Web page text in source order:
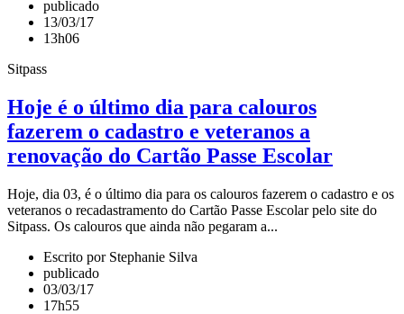
publicado
13/03/17
13h06
Sitpass
Hoje é o último dia para calouros
fazerem o cadastro e veteranos a
renovação do Cartão Passe Escolar
Hoje, dia 03, é o último dia para os calouros fazerem o cadastro e os
veteranos o recadastramento do Cartão Passe Escolar pelo site do
Sitpass. Os calouros que ainda não pegaram a...
Escrito por Stephanie Silva
publicado
03/03/17
17h55